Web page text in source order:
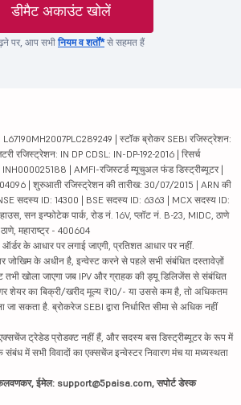
डीमैट अकाउंट खोलें
पर, आप सभीनियम व शर्तों*से सहमत हैं
| स्टॉक ब्रोकर SEBI रजिस्ट्रेशन:
रजिस्ट्रेशन: IN DP CDSL: IN-DP-192-2016 | रिसर्च
| AMFI-रजिस्टर्ड म्यूचुअल फंड डिस्ट्रीब्यूटर |
| शुरुआती रजिस्ट्रेशन की तारीख: 30/07/2015 | ARN की
सदस्य ID: 14300 | BSE सदस्य ID: 6363 | MCX सदस्य ID:
सन इन्फोटेक पार्क, रोड नं. 16V, प्लॉट नं. B-23, MIDC, ठाणे
महाराष्ट्र - 400604
के आधार पर लगाई जाएगी, प्रतिशत आधार पर नहीं.
जोखिम के अधीन है, इन्वेस्ट करने से पहले सभी संबंधित दस्तावेज़ों
खोला जाएगा जब IPV और ग्राहक की ड्यू डिलिजेंस से संबंधित
शेयर का बिक्री/खरीद मूल्य ₹10/- या उससे कम है, तो अधिकतम
सकता है. ब्रोकरेज SEBI द्वारा निर्धारित सीमा से अधिक नहीं
ट्रेडेड प्रोडक्ट नहीं हैं, और सदस्य बस डिस्ट्रीब्यूटर के रूप में
संबंध में सभी विवादों का एक्सचेंज इन्वेस्टर निवारण मंच या मध्यस्थता
कलवणकर, ईमेल: support@5paisa.com, सपोर्ट डेस्क